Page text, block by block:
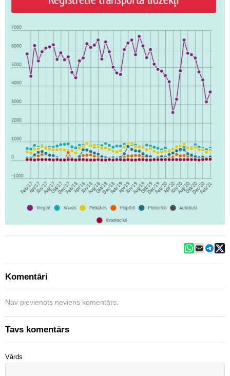
Komentāri
Nav pievienots neviens komentārs.
Tavs komentārs
Vārds